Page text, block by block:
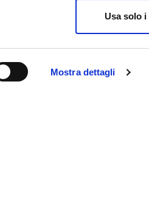
Mostra dettagli
Usa solo